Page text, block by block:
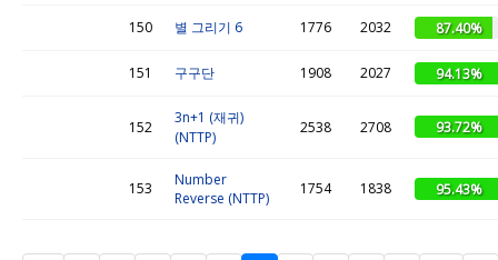
150 별 그리기 6 1776 2032 87.40%
151 구구단 1908 2027 94.13%
152
3n+1 (재귀)
(NTTP)
2538 2708 93.72%
153
Number
Reverse (NTTP)
1754 1838 95.43%